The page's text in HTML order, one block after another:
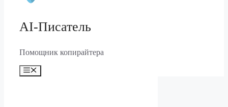
AI-Писатель
Помощник копирайтера
Меню